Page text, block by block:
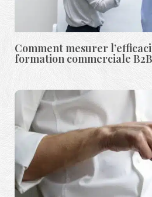
Comment mesurer
formation commerciale B2B